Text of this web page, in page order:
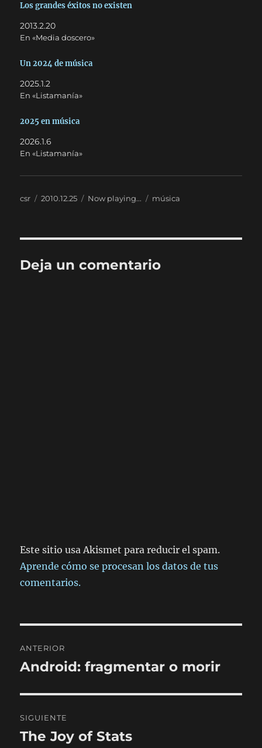
Los grandes éxitos no existen
2013.2.20
En «Media doscero»
Un 2024 de música
2025.1.2
En «Listamanía»
2025 en música
2026.1.6
En «Listamanía»
Autor
csr
Publicado
2010.12.25 Categorías
Now playing... Etiquetas
música
Deja un comentario
Este sitio usa Akismet para reducir el spam.
Aprende cómo se procesan los datos de tus
comentarios.
de
ANTERIOR
Entrada
Android: fragmentar o morir
SIGUIENTE
Entrada
The Joy of Stats